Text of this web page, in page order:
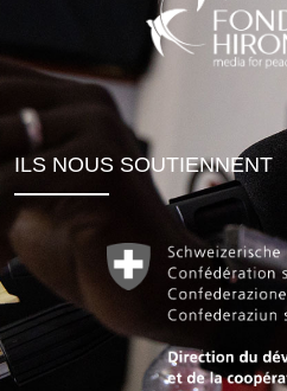
ILS NOUS SOUTIENNENT